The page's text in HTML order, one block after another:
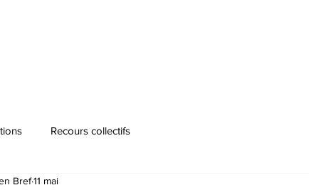
Recours collectifs
Bref11 mai